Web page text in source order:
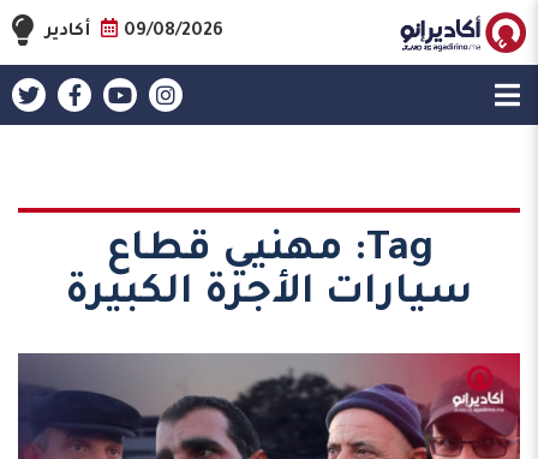
09/08/2026 أكادير
Tag:
مهنيي قطاع
سيارات الأجرة الكبيرة